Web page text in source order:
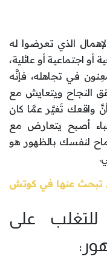
الذي تعرضوا له
اجتماعية أو عائلية،
في تجاهله، فإنَّه
النجاح ويتعايش مع
واقعك تَغيَّر عمَّا كان
أصبح يتعارض مع
لنفسك بالظهور هو
تبحث عنها في كوتش
على